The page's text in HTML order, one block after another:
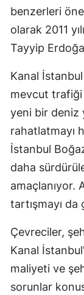
benzerleri
olarak 2011
Tayyip
Kanal
mevcut trafiği
yeni bir deniz
rahatlatmayı
İstanbul
daha
amaçlanıyor.
tartışmayı da
Çevreciler,
Kanal
maliyeti ve
sorunlar